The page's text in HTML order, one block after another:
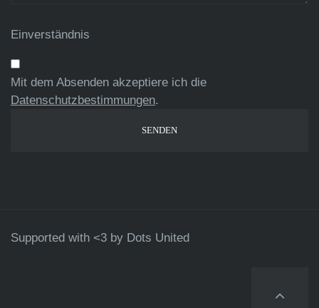
Einverständnis
Mit dem Absenden akzeptiere ich die
Datenschutzbestimmungen.
Supported with <3 by Dots United